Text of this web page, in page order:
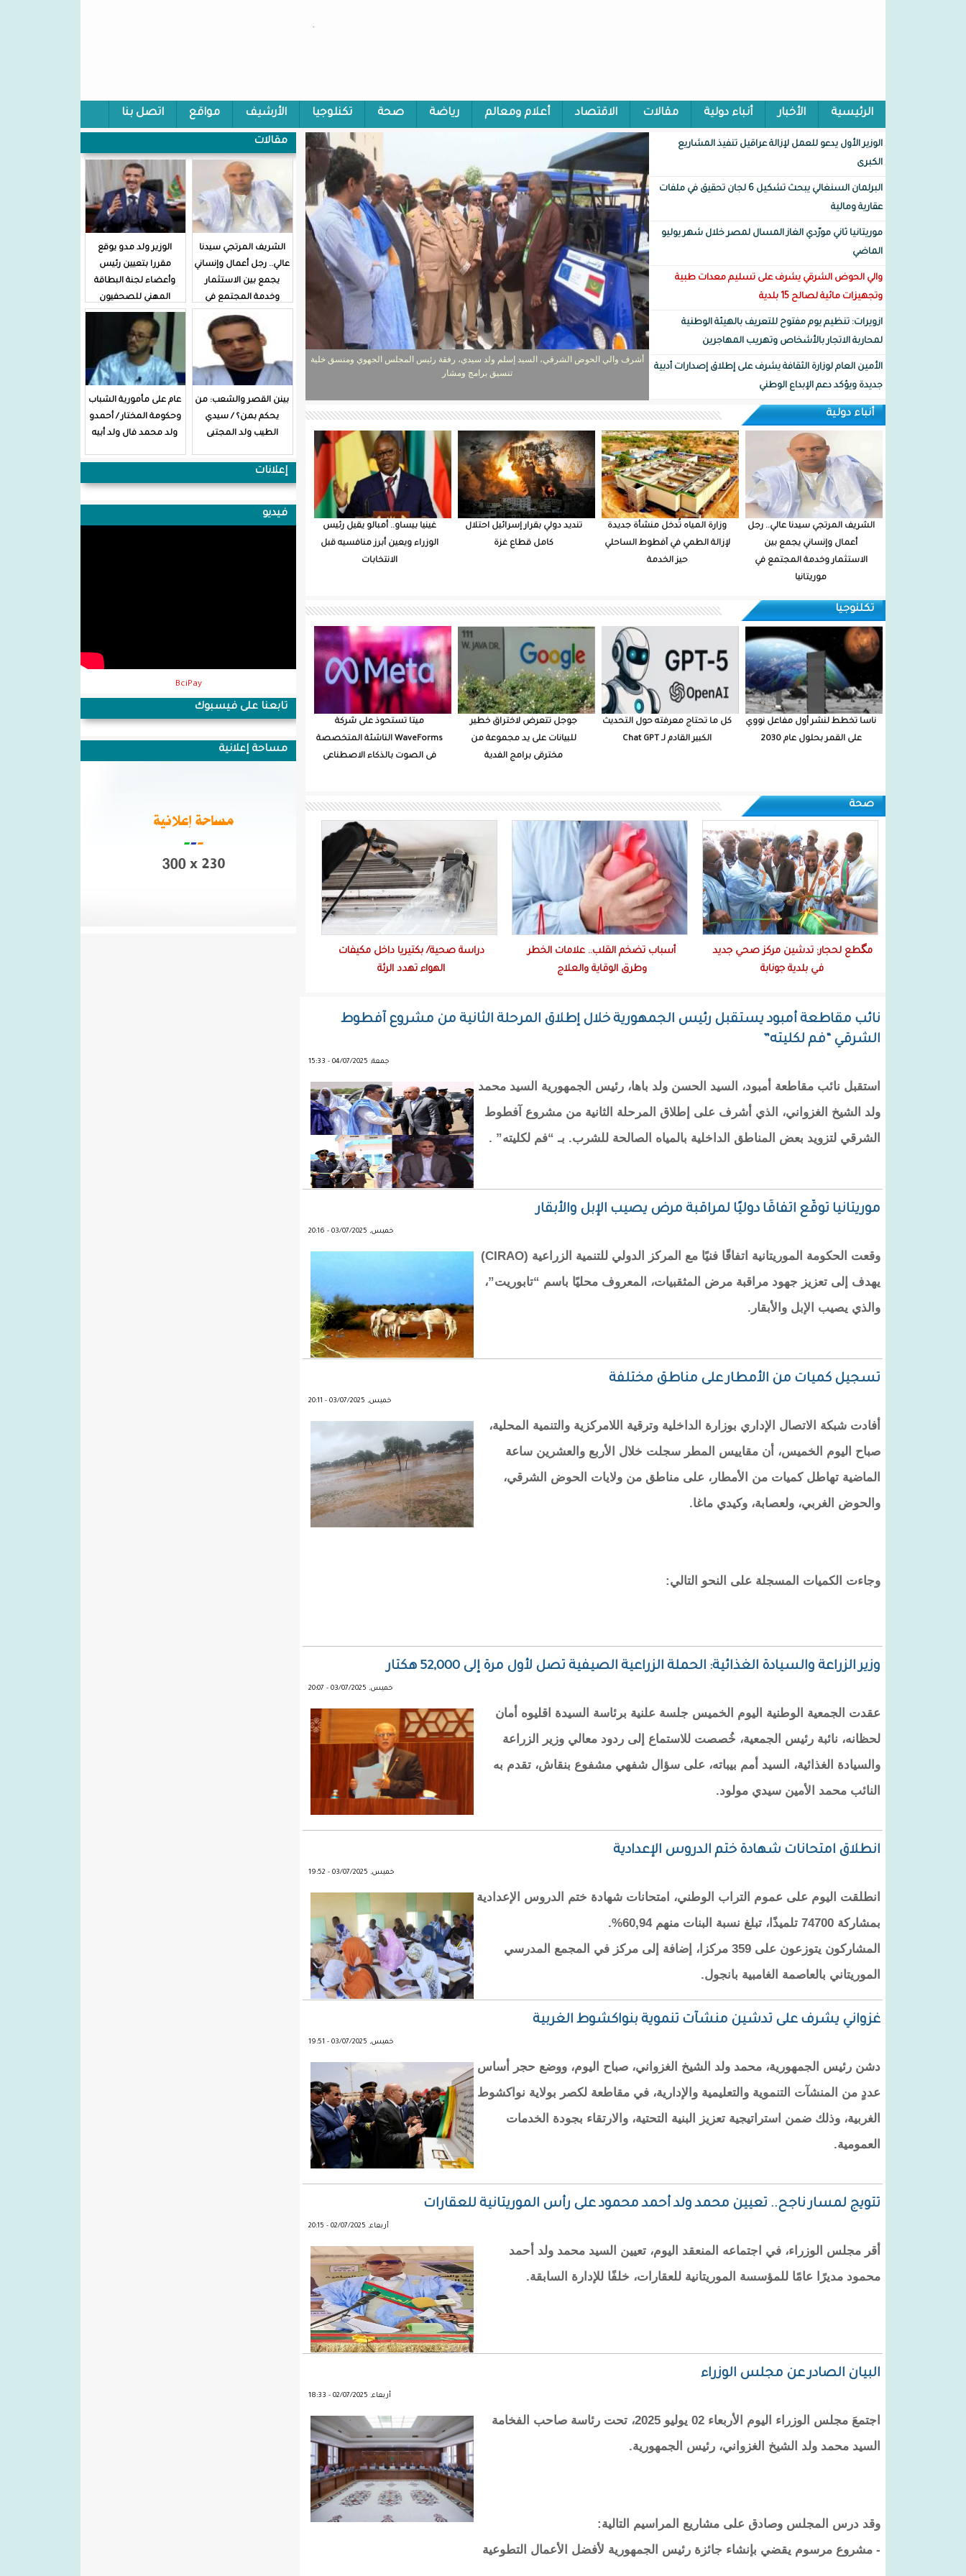
.
الرئيسية الأخبار أنباء دولية مقالات الاقتصاد أعلام ومعالم رياضة صحة تكنلوجيا الأرشيف مواقع اتصل بنا
مقالات
الشريف المرتجي سيدنا
عالي.. رجل أعمال وإنساني
يجمع بين الاستثمار
وخدمة المجتمع في
موريتانيا
الوزير ولد مدو يوقع
مقررا بتعيين رئيس
وأعضاء لجنة البطاقة
المهني للصحفيون
بينن القصر والشعب: من
يحكم بمن؟ / سيدي
الطيب ولد المجتبى
عام على مأمورية الشباب
وحكومة المختار / أحمدو
ولد محمد فال ولد أبيه
إعلانات
فيديو
BciPay
تابعنا على فيسبوك
مساحة إعلانية
أشرف والي الحوض الشرقي، السيد إسلم ولد سيدي، رفقة رئيس المجلس الجهوي ومنسق خلية
تنسيق برامج ومشار
الوزير الأول يدعو للعمل لإزالة عراقيل تنفيذ المشاريع
الكبرى
البرلمان السنغالي يبحث تشكيل 6 لجان تحقيق في ملفات
عقارية ومالية
موريتانيا ثاني مورّدي الغاز المسال لمصر خلال شهر يوليو
الماضي
والي الحوض الشرقي يشرف على تسليم معدات طبية
وتجهيزات مائية لصالح 15 بلدية
ازويرات: تنظيم يوم مفتوح للتعريف بالهيئة الوطنية
لمحاربة الاتجار بالأشخاص وتهريب المهاجرين
الأمين العام لوزارة الثقافة يشرف على إطلاق إصدارات أدبية
جديدة ويؤكد دعم الإبداع الوطني
وزارة الشؤون الإسلامية تعلن فتح التسجيل للحج لموسم
الحكومة: اكتمال معظم مكونات البرنامج الاستعجالي
لتنمية نواكشوط
أنباء دولية
الشريف المرتجي سيدنا عالي.. رجل
أعمال وإنساني يجمع بين
الاستثمار وخدمة المجتمع في
موريتانيا
وزارة المياه تُدخل منشأة جديدة
لإزالة الطمي في آفطوط الساحلي
حيز الخدمة
تنديد دولي بقرار إسرائيل احتلال
كامل قطاع غزة
غينيا بيساو.. أمبالو يقيل رئيس
الوزراء ويعين أبرز منافسيه قبل
الانتخابات
تكلنوجيا
ناسا تخطط لنشر أول مفاعل نووي
على القمر بحلول عام 2030
كل ما تحتاج معرفته حول التحديث
الكبير القادم لـ Chat GPT
جوجل تتعرض لاختراق خطير
للبيانات على يد مجموعة من
مخترقى برامج الفدية
ميتا تستحوذ على شركة
WaveForms الناشئة المتخصصة
فى الصوت بالذكاء الاصطناعى
صحة
مگطع لحجار: تدشين مركز صحي جديد
في بلدية جونابة
أسباب تضخم القلب.. علامات الخطر
وطرق الوقاية والعلاج
دراسة صحية/ بكتيريا داخل مكيفات
الهواء تهدد الرئة
نائب مقاطعة أمبود يستقبل رئيس الجمهورية خلال إطلاق المرحلة الثانية من مشروع آفطوط
الشرقي “فم لكليته”
جمعة, 04/07/2025 - 15:33
استقبل نائب مقاطعة أمبود، السيد الحسن ولد باها، رئيس الجمهورية السيد محمد
ولد الشيخ الغزواني، الذي أشرف على إطلاق المرحلة الثانية من مشروع آفطوط
الشرقي لتزويد بعض المناطق الداخلية بالمياه الصالحة للشرب. بـ “فم لكليته” .
موريتانيا توقّع اتفاقًا دوليًا لمراقبة مرض يصيب الإبل والأبقار
خميس, 03/07/2025 - 20:16
وقعت الحكومة الموريتانية اتفاقًا فنيًا مع المركز الدولي للتنمية الزراعية (CIRAO)
يهدف إلى تعزيز جهود مراقبة مرض المثقبيات، المعروف محليًا باسم “تابوريت”،
والذي يصيب الإبل والأبقار.
تسجيل كميات من الأمطار على مناطق مختلفة
خميس, 03/07/2025 - 20:11
أفادت شبكة الاتصال الإداري بوزارة الداخلية وترقية اللامركزية والتنمية المحلية،
صباح اليوم الخميس، أن مقاييس المطر سجلت خلال الأربع والعشرين ساعة
الماضية تهاطل كميات من الأمطار، على مناطق من ولايات الحوض الشرقي،
والحوض الغربي، ولعصابة، وكيدي ماغا.
وجاءت الكميات المسجلة على النحو التالي:
وزير الزراعة والسيادة الغذائية: الحملة الزراعية الصيفية تصل لأول مرة إلى 52,000 هكتار
خميس, 03/07/2025 - 20:07
عقدت الجمعية الوطنية اليوم الخميس جلسة علنية برئاسة السيدة اقليوه أمان
لحظانه، نائبة رئيس الجمعية، خُصصت للاستماع إلى ردود معالي وزير الزراعة
والسيادة الغذائية، السيد أمم بيباته، على سؤال شفهي مشفوع بنقاش، تقدم به
النائب محمد الأمين سيدي مولود.
انطلاق امتحانات شهادة ختم الدروس الإعدادية
خميس, 03/07/2025 - 19:52
انطلقت اليوم على عموم التراب الوطني، امتحانات شهادة ختم الدروس الإعدادية
بمشاركة 74700 تلميذًا، تبلغ نسبة البنات منهم 60,94%.
المشاركون يتوزعون على 359 مركزا، إضافة إلى مركز في المجمع المدرسي
الموريتاني بالعاصمة الغامبية بانجول.
غزواني يشرف على تدشين منشآت تنموية بنواكشوط الغربية
خميس, 03/07/2025 - 19:51
دشن رئيس الجمهورية، محمد ولد الشيخ الغزواني، صباح اليوم، ووضع حجر أساس
عددٍ من المنشآت التنموية والتعليمية والإدارية، في مقاطعة لكصر بولاية نواكشوط
الغربية، وذلك ضمن استراتيجية تعزيز البنية التحتية، والارتقاء بجودة الخدمات
العمومية.
تتويج لمسار ناجح.. تعيين محمد ولد أحمد محمود على رأس الموريتانية للعقارات
أربعاء, 02/07/2025 - 20:15
أقر مجلس الوزراء، في اجتماعه المنعقد اليوم، تعيين السيد محمد ولد أحمد
محمود مديرًا عامًا للمؤسسة الموريتانية للعقارات، خلفًا للإدارة السابقة.
البيان الصادر عن مجلس الوزراء
أربعاء, 02/07/2025 - 18:33
اجتمعَ مجلس الوزراء اليوم الأربعاء 02 يوليو 2025، تحت رئاسة صاحب الفخامة
السيد محمد ولد الشيخ الغزواني، رئيس الجمهورية.
وقد درس المجلس وصادق على مشاريع المراسيم التالية:
- مشروع مرسوم يقضي بإنشاء جائزة رئيس الجمهورية لأفضل الأعمال التطوعية